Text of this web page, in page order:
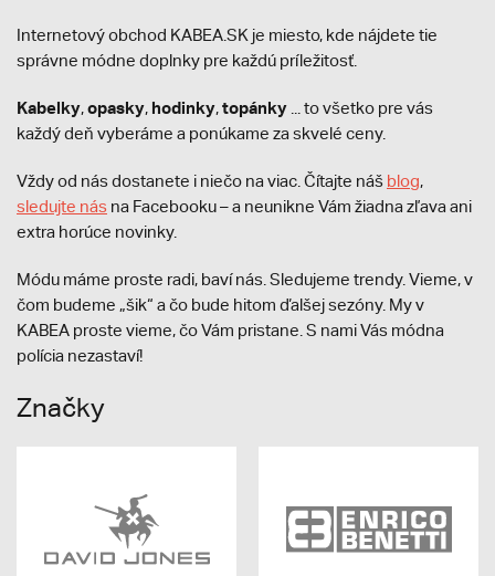
Internetový obchod KABEA.SK je miesto, kde nájdete tie
správne módne doplnky pre každú príležitosť.
Kabelky,opasky, hodinky,topánky ... to všetko pre vás
každý deň vyberáme a ponúkame za skvelé ceny.
Vždy od nás dostanete i niečo na viac. Čítajte náš blog,
sledujte nás na Facebooku – a neunikne Vám žiadna zľava ani
extra horúce novinky.
Módu máme proste radi, baví nás. Sledujeme trendy. Vieme, v
čom budeme „šik“ a čo bude hitom ďalšej sezóny. My v
KABEA proste vieme, čo Vám pristane. S nami Vás módna
polícia nezastaví!
Značky